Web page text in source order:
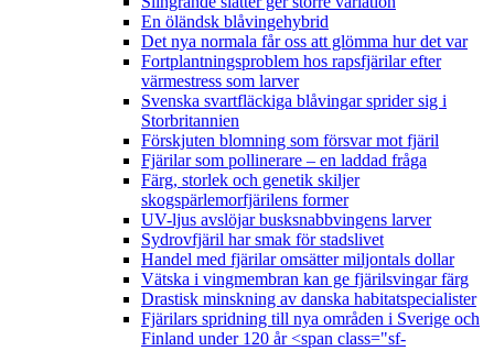
En öländsk blåvingehybrid
Det nya normala får oss att glömma hur det var
Fortplantningsproblem hos rapsfjärilar efter
värmestress som larver
Svenska svartfläckiga blåvingar sprider sig i
Storbritannien
Förskjuten blomning som försvar mot fjäril
Fjärilar som pollinerare – en laddad fråga
Färg, storlek och genetik skiljer
skogspärlemorfjärilens former
UV-ljus avslöjar busksnabbvingens larver
Sydrovfjäril har smak för stadslivet
Handel med fjärilar omsätter miljontals dollar
Vätska i vingmembran kan ge fjärilsvingar färg
Drastisk minskning av danska habitatspecialister
Fjärilars spridning till nya områden i Sverige och
Finland under 120 år <span class="sf-